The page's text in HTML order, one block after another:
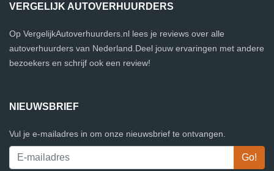
VERGELIJK AUTOVERHUURDERS
Op VergelijkAutoverhuurders.nl lees je reviews over alle
autoverhuurders van Nederland.Deel jouw ervaringen met andere
bezoekers en schrijf ook een review!
NIEUWSBRIEF
Vul je e-mailadres in om onze nieuwsbrief te ontvangen.